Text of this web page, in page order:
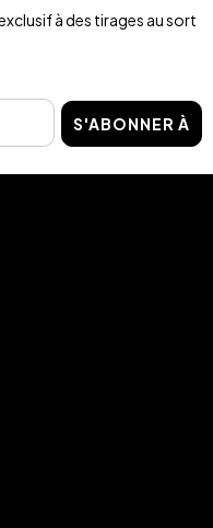
à des tirages au sort
S'ABONNER À